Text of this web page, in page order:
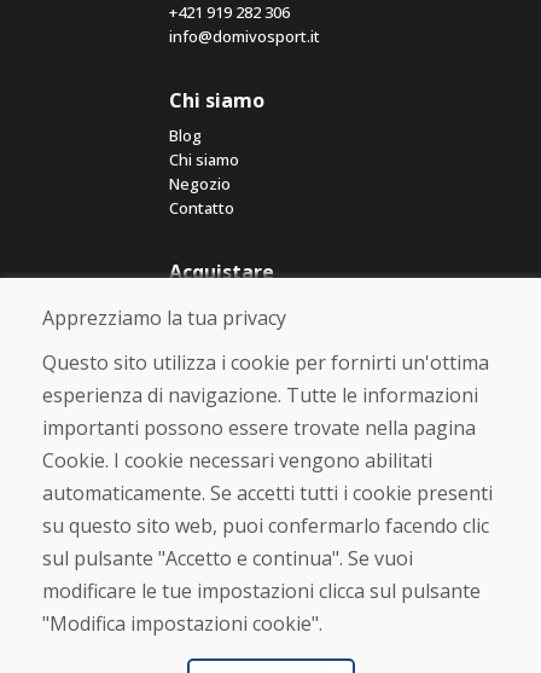
+421 919 282 306
info@domivosport.it
Chi siamo
Blog
Chi siamo
Negozio
Contatto
Acquistare
Negozio online
Termini e condizioni commerciali
Spedizione e pagamento
Reso e cambio merce
Protezione dei dati personali
Cookies
Verificato dai clienti
★★★★★
Apprezziamo la tua privacy
Questo sito utilizza i cookie per fornirti un'ottima
esperienza di navigazione. Tutte le informazioni
importanti possono essere trovate nella pagina
Cookie. I cookie necessari vengono abilitati
automaticamente. Se accetti tutti i cookie presenti
su questo sito web, puoi confermarlo facendo clic
sul pulsante "Accetto e continua". Se vuoi
modificare le tue impostazioni clicca sul pulsante
"Modifica impostazioni cookie".